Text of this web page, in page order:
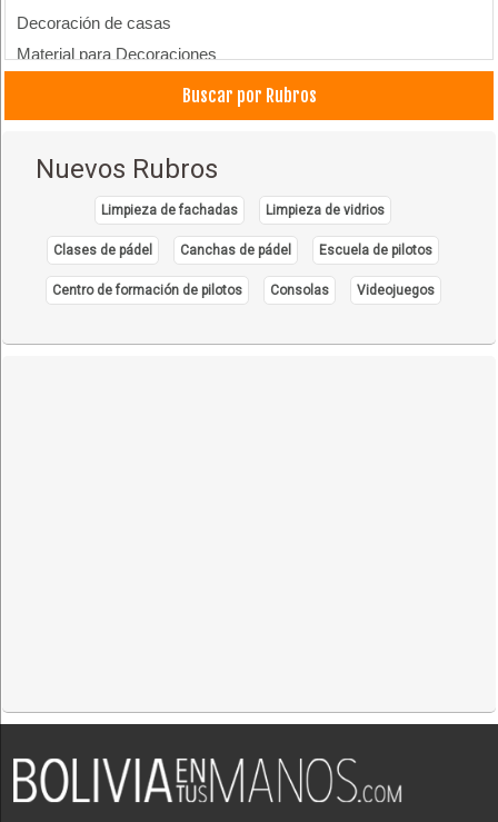
Decoración de casas
Material para Decoraciones
Fabricas de Muebles
Buscar por Rubros
Nuevos Rubros
Limpieza de fachadas Limpieza de vidrios
Clases de pádel Canchas de pádel Escuela de pilotos
Centro de formación de pilotos Consolas Videojuegos